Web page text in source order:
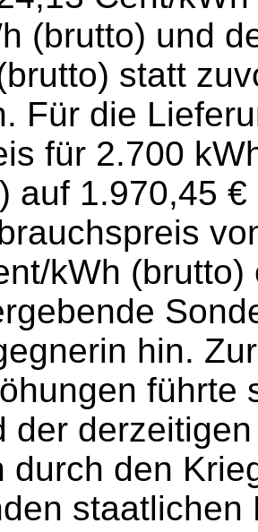
(brutto) und
statt
Für die
für 2.700
auf 1.970,45
kWh
hin.
führte
der
durch den